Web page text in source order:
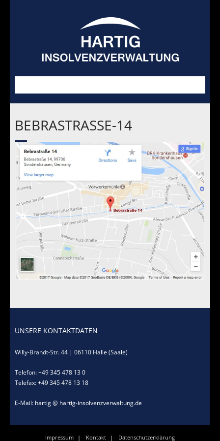
Schwerpunkte
GIS
Blog
Verkäufe
Standorte
Kontakt
BEBRASTRASSE-14
UNSERE KONTAKTDATEN
Willy-Brandt-Str. 44 | 06110 Halle (Saale)
Telefon: +49 345 478 13 0
Telefax: +49 345 478 13 18
E-Mail: hartig @ hartig-insolvenzverwaltung.de
Impressum Kontakt Datenschutzerklärung